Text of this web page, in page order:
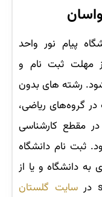
پیام نور واحد
با آغاز مهلت ثبت نام و
رشته های بدون
در گروه‌های ریاضی،
در مقطع کارشناسی
ثبت نام دانشگاه
دانشگاه و یا از
سایت گلستان